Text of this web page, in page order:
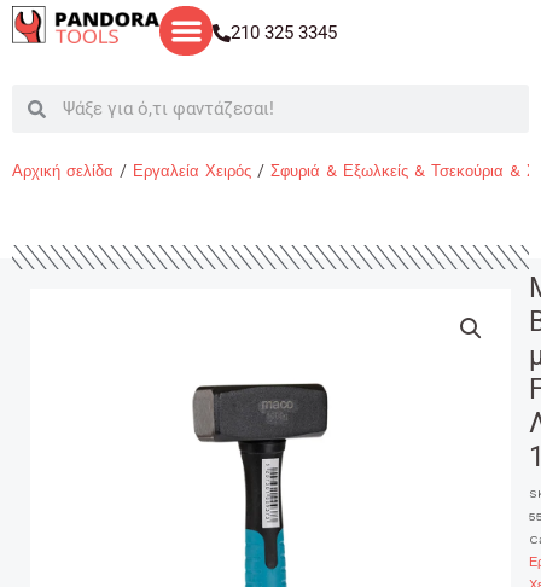
Μετάβαση
στο
210 325 3345
SearchSearch
Αρχική σελίδα / Εργαλεία Χειρός / Σφυριά & Εξωλκείς & Τσεκούρια &